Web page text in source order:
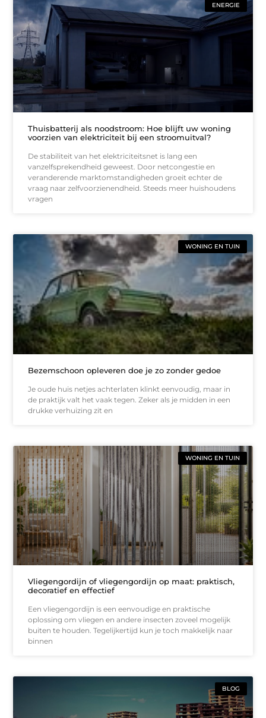
ENERGIE
Thuisbatterij als noodstroom: Hoe blijft uw woning
voorzien van elektriciteit bij een stroomuitval?
De stabiliteit van het elektriciteitsnet is lang een
vanzelfsprekendheid geweest. Door netcongestie en
veranderende marktomstandigheden groeit echter de
vraag naar zelfvoorzienendheid. Steeds meer huishoudens
vragen
WONING EN TUIN
Bezemschoon opleveren doe je zo zonder gedoe
Je oude huis netjes achterlaten klinkt eenvoudig, maar in
de praktijk valt het vaak tegen. Zeker als je midden in een
drukke verhuizing zit en
WONING EN TUIN
Vliegengordijn of vliegengordijn op maat: praktisch,
decoratief en effectief
Een vliegengordijn is een eenvoudige en praktische
oplossing om vliegen en andere insecten zoveel mogelijk
buiten te houden. Tegelijkertijd kun je toch makkelijk naar
binnen
BLOG